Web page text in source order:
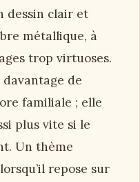
dessin clair et
métallique, à
trop virtuoses.
de
familiale ; elle
plus vite si le
Un thème
repose sur